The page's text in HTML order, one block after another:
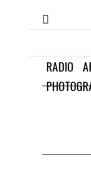
RADIO